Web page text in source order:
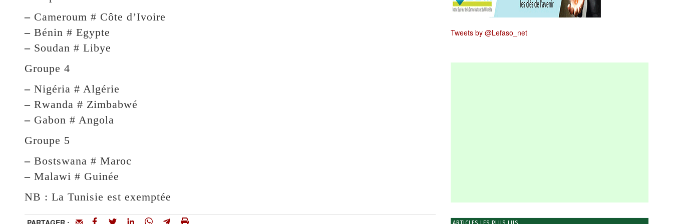
–Cameroum # Côte d’Ivoire
–Bénin # Egypte
–Soudan # Libye
Groupe 4
–Nigéria # Algérie
–Rwanda # Zimbabwé
–Gabon # Angola
Groupe 5
–Bostswana # Maroc
–Malawi # Guinée
NB : La Tunisie est exemptée
Tweets by @Lefaso_net